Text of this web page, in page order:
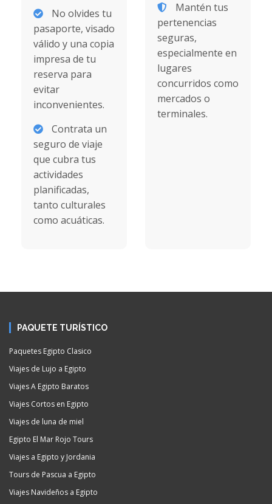
No olvides tu
pasaporte, visado
válido y una copia
impresa de tu
reserva para
evitar
inconvenientes.
Contrata un
seguro de viaje
que cubra tus
actividades
planificadas,
tanto culturales
como acuáticas.
Mantén tus
pertenencias
seguras,
especialmente en
lugares
concurridos como
mercados o
terminales.
PAQUETE TURÍSTICO
Paquetes Egipto Clasico
Viajes de Lujo a Egipto
Viajes A Egipto Baratos
Viajes Cortos en Egipto
Viajes de luna de miel
Egipto El Mar Rojo Tours
Viajes a Egipto y Jordania
Tours de Pascua a Egipto
Viajes Navideños a Egipto